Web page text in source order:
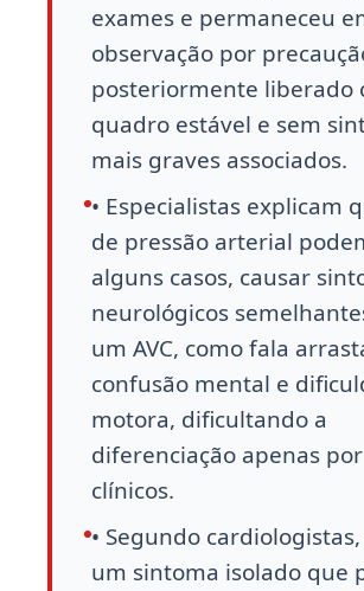
exames e permaneceu
observação por
posteriormente liberado
quadro estável e sem
mais graves associados.
• Especialistas explicam
de pressão arterial
alguns casos, causar
neurológicos
um AVC, como fala
confusão mental e
motora, dificultando a
diferenciação apenas
clínicos.
• Segundo
um sintoma isolado que